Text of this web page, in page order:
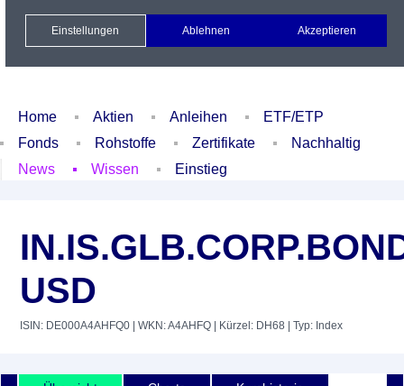
Newsletter Kontakt
Xetra Realtime
Watchlist Portfolio Login
Home Aktien Anleihen
ETF/ETP
Fonds
Rohstoffe Zertifikate
Nachhaltig
News
Wissen Einstieg
USD
ISIN: DE000A4AHFQ0 | WKN: A4AHFQ | Kürzel: DH68 | Typ: Index
Einstellungen Ablehnen Akzeptieren